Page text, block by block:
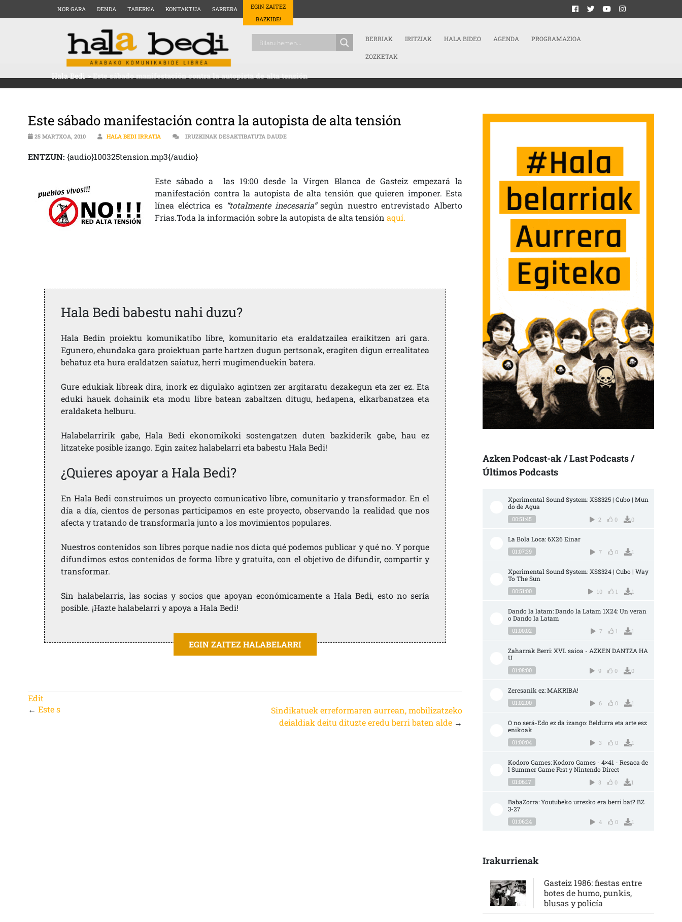
NOR GARA DENDA TABERNA KONTAKTUA SARRERA
EGIN ZAITEZ
BAZKIDE!
BERRIAK IRITZIAK HALA BIDEO AGENDA PROGRAMAZIOA
ZOZKETAK
Hala Bedi>Este sábado manifestación contra la autopista de alta tensión
Este sábado manifestación contra la autopista de alta tensión
25 MARTXOA, 2010 HALA BEDI IRRATIA IRUZKINAK DESAKTIBATUTA DAUDEESTE SÁBADO MANIFESTACIÓN CONTRA LA AUTOPISTA DE ALTA TENSIÓN SARRERAN
ENTZUN:{audio}100325tension.mp3{/audio}
Este sábado a las 19:00 desde la Virgen Blanca de Gasteiz empezará la
manifestación contra la autopista de alta tensión que quieren imponer. Esta
línea eléctrica es “totalmente inecesaria”según nuestro entrevistado Alberto
Frias.Toda la información sobre la autopista de alta tensiónaquí.
Hala Bedi babestu nahi duzu?
Hala Bedin proiektu komunikatibo libre, komunitario eta eraldatzailea eraikitzen ari gara.
Egunero, ehundaka gara proiektuan parte hartzen dugun pertsonak, eragiten digun errealitatea
behatuz eta hura eraldatzen saiatuz, herri mugimenduekin batera.
Gure edukiak libreak dira, inork ez digulako agintzen zer argitaratu dezakegun eta zer ez. Eta
eduki hauek dohainik eta modu libre batean zabaltzen ditugu, hedapena, elkarbanatzea eta
eraldaketa helburu.
Halabelarririk gabe, Hala Bedi ekonomikoki sostengatzen duten bazkiderik gabe, hau ez
litzateke posible izango. Egin zaitez halabelarri eta babestu Hala Bedi!
¿Quieres apoyar a Hala Bedi?
En Hala Bedi construimos un proyecto comunicativo libre, comunitario y transformador. En el
día a día, cientos de personas participamos en este proyecto, observando la realidad que nos
afecta y tratando de transformarla junto a los movimientos populares.
Nuestros contenidos son libres porque nadie nos dicta qué podemos publicar y qué no. Y porque
difundimos estos contenidos de forma libre y gratuita, con el objetivo de difundir, compartir y
transformar.
Sin halabelarris, las socias y socios que apoyan económicamente a Hala Bedi, esto no sería
posible. ¡Hazte halabelarri y apoya a Hala Bedi!
EGIN ZAITEZ HALABELARRI
Edit
←Este s
Sindikatuek erreformaren aurrean, mobilizatzeko
deialdiak deitu dituzte eredu berri baten alde→
Azken Podcast-ak / Last Podcasts /
Últimos Podcasts
Xperimental Sound System: XSS325 | Cubo | Mun
do de Agua
00:51:45 2 0 0
La Bola Loca: 6X26 Einar
01:07:39 7 0 1
Xperimental Sound System: XSS324 | Cubo | Way
To The Sun
00:51:00 10 1 1
Dando la latam: Dando la Latam 1X24: Un veran
o Dando la Latam
01:00:02 7 1 1
Zaharrak Berri: XVI. saioa - AZKEN DANTZA HA
U
01:08:00 9 0 0
Zeresanik ez: MAKRIBA!
01:02:00 6 0 1
O no será-Edo ez da izango: Beldurra eta arte esz
enikoak
01:00:04 3 0 1
Kodoro Games: Kodoro Games - 4×41 - Resaca de
l Summer Game Fest y Nintendo Direct
01:06:17 3 0 1
BabaZorra: Youtubeko urrezko era berri bat? BZ
3-27
01:06:24 4 0 1
Irakurrienak
Gasteiz 1986: fiestas entre
botes de humo, punkis,
blusas y policía